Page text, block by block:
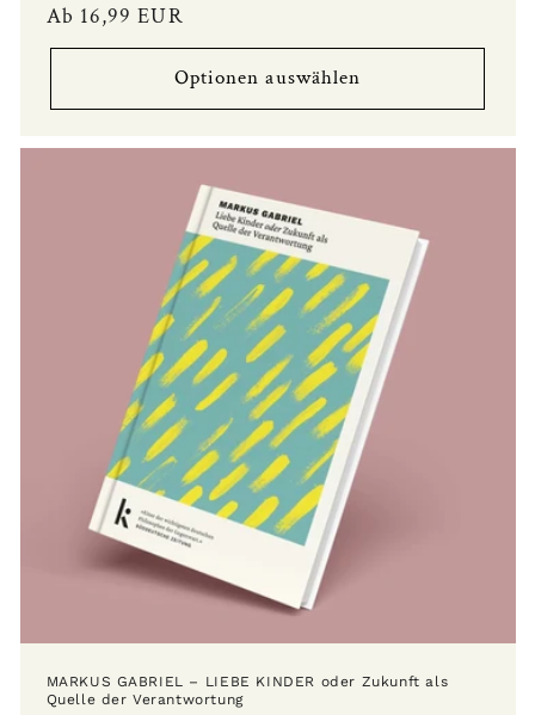
Normaler
Preis
Ab 16,99 EUR
Optionen auswählen
MARKUS GABRIEL – LIEBE KINDER oder Zukunft als
Quelle der Verantwortung